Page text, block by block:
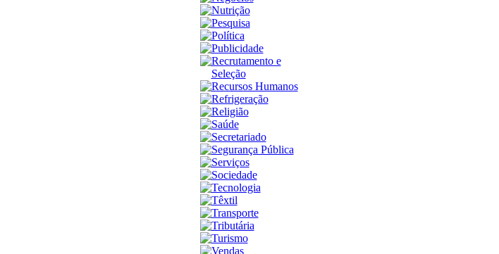
Nutrição
Pesquisa
Política
Publicidade
Recrutamento e
Seleção
Recursos Humanos
Refrigeração
Religião
Saúde
Secretariado
Segurança Pública
Serviços
Sociedade
Tecnologia
Têxtil
Transporte
Tributária
Turismo
Vendas